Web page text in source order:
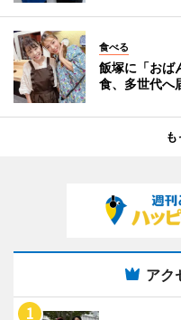
食べる
飯塚に「おば
食、多世代へ
も
アク